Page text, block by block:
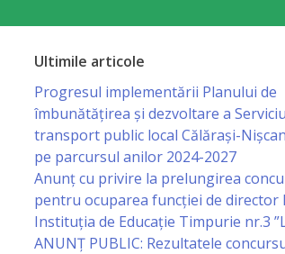
Ultimile articole
Progresul implementării Planului de
îmbunătățirea și dezvoltare a
transport public local Călărași-
pe parcursul anilor 2024-2027
Anunț cu privire la prelungirea
pentru ocuparea funcţiei de director
Instituția de Educație Timpurie nr.3
ANUNȚ PUBLIC: Rezultatele